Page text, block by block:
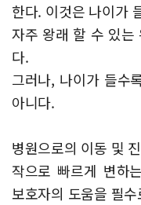
한다. 이것은 나이가
자주 왕래 할 수 있는
다.
그러나, 나이가 들수
아니다.
병원으로의 이동 및
작으로 빠르게 변하
보호자의 도움을 필